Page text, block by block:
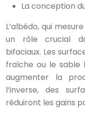
La conception
L’albédo, qui
un rôle crucial
bifaciaux. Les
fraîche ou le sable
augmenter la
l’inverse, des
réduiront les gains